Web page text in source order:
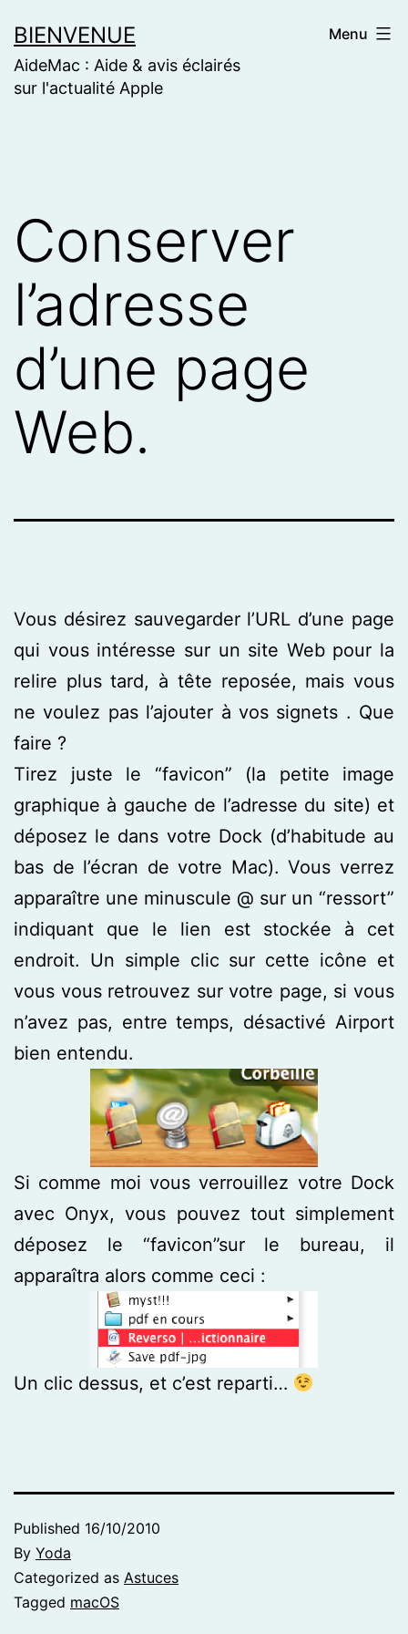
to
content
BIENVENUE
AideMac : Aide & avis éclairés
sur l'actualité Apple
Menu
Conserver
l’adresse
d’une page
Web.
Vous désirez sauvegarder l’URL d’une page
qui vous intéresse sur un site Web pour la
relire plus tard, à tête reposée, mais vous
ne voulez pas l’ajouter à vos signets . Que
faire ?
Tirez juste le “favicon” (la petite image
graphique à gauche de l’adresse du site) et
déposez le dans votre Dock (d’habitude au
bas de l’écran de votre Mac). Vous verrez
apparaître une minuscule @ sur un “ressort”
indiquant que le lien est stockée à cet
endroit. Un simple clic sur cette icône et
vous vous retrouvez sur votre page, si vous
n’avez pas, entre temps, désactivé Airport
bien entendu.
Si comme moi vous verrouillez votre Dock
avec Onyx, vous pouvez tout simplement
déposez le “favicon”sur le bureau, il
apparaîtra alors comme ceci :
Un clic dessus, et c’est reparti…
Published 16/10/2010
By Yoda
Categorized as Astuces
Tagged macOS